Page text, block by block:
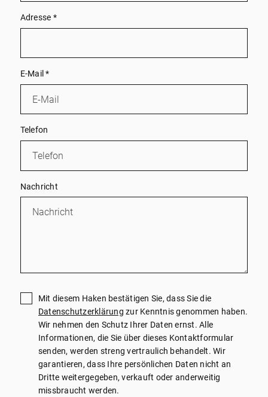
Adresse *
E-Mail*
Telefon
Nachricht
Mit diesem Haken bestätigen Sie, dass Sie die
Datenschutzerklärung zur Kenntnis genommen haben.
Wir nehmen den Schutz Ihrer Daten ernst. Alle
Informationen, die Sie über dieses Kontaktformular
senden, werden streng vertraulich behandelt. Wir
garantieren, dass Ihre persönlichen Daten nicht an
Dritte weitergegeben, verkauft oder anderweitig
missbraucht werden.